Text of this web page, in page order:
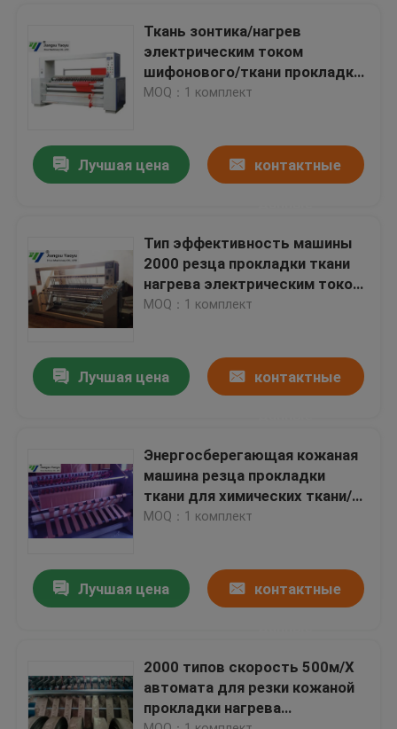
Продукты
О нас
Путешествие фабрики
Свяжитесь мы
Гидровлический умирает автомат для резки
Гидравлическая пресса умирает автомат для резки
Гидравлический автомат для резки руки качания
Ткань зонтика/нагрев
электрическим током
шифонового/ткани прокладки
резца машины
MOQ：1 комплект
Лучшая цена контактные
Тип эффективность машины
2000 резца прокладки ткани
нагрева электрическим током
кожаный
MOQ：1 комплект
Лучшая цена контактные
Энергосберегающая кожаная
машина резца прокладки
ткани для химических ткани/
нейлона
MOQ：1 комплект
Лучшая цена контактные
2000 типов скорость 500м/Х
автомата для резки кожаной
прокладки нагрева